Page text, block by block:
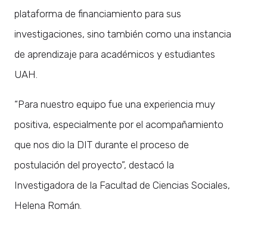
plataforma de financiamiento para sus
investigaciones, sino también como una instancia
de aprendizaje para académicos y estudiantes
UAH.
“Para nuestro equipo fue una experiencia muy
positiva, especialmente por el acompañamiento
que nos dio la DIT durante el proceso de
postulación del proyecto”, destacó la
Investigadora de la Facultad de Ciencias Sociales,
Helena Román.